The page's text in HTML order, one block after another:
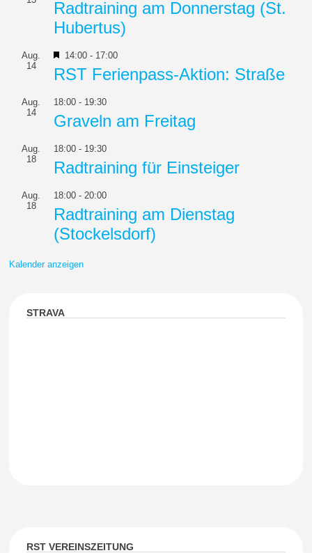
Radtraining am Donnerstag (St.
Hubertus)
Aug.
14
Hervorgehoben
14:00- 17:00
RST Ferienpass-Aktion: Straße
Aug.
14
18:00- 19:30
Graveln am Freitag
Aug.
18
18:00- 19:30
Radtraining für Einsteiger
Aug.
18
18:00- 20:00
Radtraining am Dienstag
(Stockelsdorf)
Kalender anzeigen
STRAVA
RST VEREINSZEITUNG